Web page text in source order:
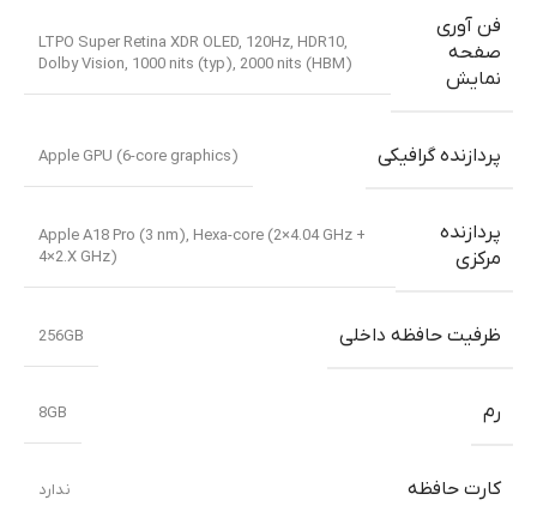
فن آوری
صفحه
نمایش
LTPO Super Retina XDR OLED, 120Hz, HDR10,
Dolby Vision, 1000 nits (typ), 2000 nits (HBM)
پردازنده گرافیکی Apple GPU (6-core graphics)
پردازنده
مرکزی
Apple A18 Pro (3 nm), Hexa-core (2×4.04 GHz +
4×2.X GHz)
ظرفیت حافظه داخلی 256GB
رم 8GB
کارت حافظه ندارد